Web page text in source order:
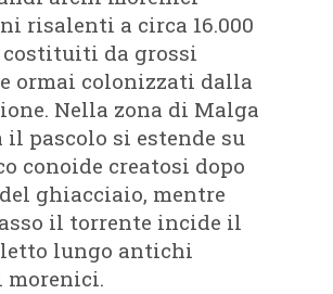
risalenti a circa 16.000
da grossi
ormai colonizzati dalla
Nella zona di Malga
il pascolo si estende su
conoide creatosi dopo
ghiacciaio, mentre
il torrente incide il
lungo antichi
morenici.